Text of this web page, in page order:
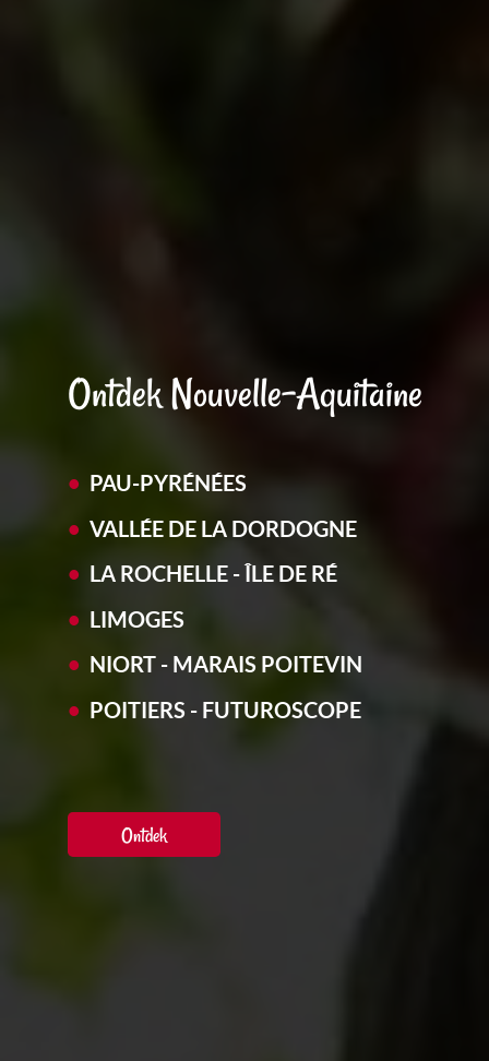
Ontdek Nouvelle-Aquitaine
PAU-PYRÉNÉES
VALLÉE DE LA DORDOGNE
LA ROCHELLE - ÎLE DE RÉ
LIMOGES
NIORT - MARAIS POITEVIN
POITIERS - FUTUROSCOPE
Ontdek